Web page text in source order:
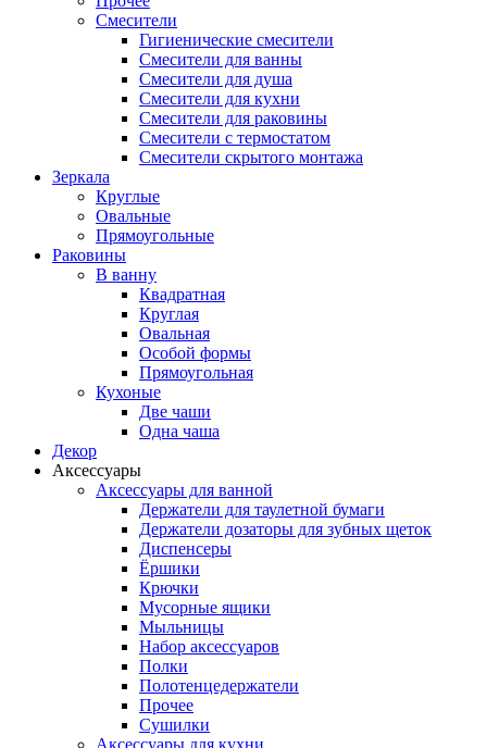
Смесители
Гигиенические смесители
Смесители для ванны
Смесители для душа
Смесители для кухни
Смесители для раковины
Смесители с термостатом
Смесители скрытого монтажа
Зеркала
Круглые
Овальные
Прямоугольные
Раковины
В ванну
Квадратная
Круглая
Овальная
Особой формы
Прямоугольная
Кухоные
Две чаши
Одна чаша
Декор
Аксессуары
Аксессуары для ванной
Держатели для таулетной бумаги
Держатели дозаторы для зубных щеток
Диспенсеры
Ёршики
Крючки
Мусорные ящики
Мыльницы
Набор аксессуаров
Полки
Полотенцедержатели
Прочее
Сушилки
Аксессуары для кухни